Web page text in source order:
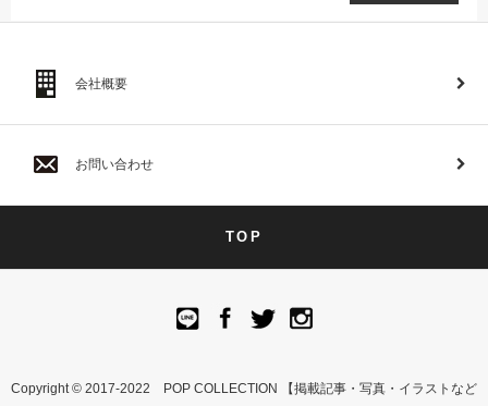
会社概要
お問い合わせ
TOP
Copyright © 2017-2022 POP COLLECTION 【掲載記事・写真・イラストなど